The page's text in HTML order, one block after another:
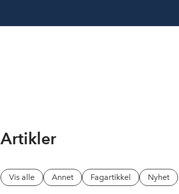
Artikler
Vis alle Annet Fagartikkel Nyhet